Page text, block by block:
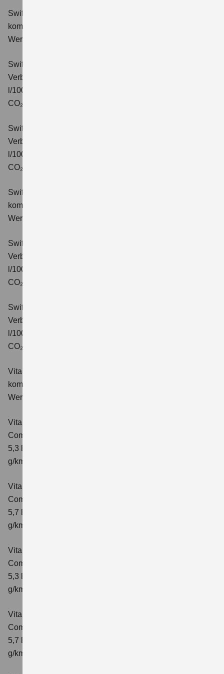
Swift 1.2 DUALJET HYBRID Comfort
kombinierter Energieverbrauch 4,4 l/100km; kombinierter
Wert der CO₂-Emission: 99 g/km; CO₂-Klasse: C.
Swift 1.2 DUALJET HYBRID CVT Comfort
Verbrauchswerte: kombinierter Energieverbrauch 4,7
l/100km; kombinierter Wert der CO₂-Emission: 106 g/km;
CO₂-Klasse: C.
Swift 1.2 DUALJET HYBRID ALLGRIP Comfort
Verbrauchswerte: kombinierter Energieverbrauch 4,9
l/100km; kombinierter Wert der CO₂-Emission: 110 g/km;
CO₂-Klasse: C.
Swift 1.2 DUALJET HYBRID Comfort+
kombinierter Energieverbrauch 4,4 l/100km; kombinierter
Wert der CO₂-Emission: 99 g/km; CO₂-Klasse: C.
Swift 1.2 DUALJET HYBRID CVT Comfort+
Verbrauchswerte: kombinierter Energieverbrauch 4,7
l/100km; kombinierter Wert der CO₂-Emission: 106 g/km;
CO₂-Klasse: C.
Swift 1.2 DUALJET HYBRID ALLGRIP Comfort+
Verbrauchswerte: kombinierter Energieverbrauch 4,9
l/100km; kombinierter Wert der CO₂-Emission: 110 g/km;
CO₂-Klasse: C.
Vitara 1.4 BOOSTERJET HYBRID Club
kombinierter Energieverbrauch 5,3 l/100km; kombinierter
Wert der CO₂-Emission: 119 g/km; CO₂-Klasse: D
Vitara 1.4 BOOSTERJET HYBRID
Comfort
5,3 l/100km; kombinierter Wert der CO₂-Emission: 119
g/km; CO₂-Klasse: D
Vitara 1.4 BOOSTERJET HYBRID AT
Comfort
5,7 l/100 km; kombinierter Wert der CO₂-Emission: 129
g/km; CO₂-Klasse: D
Vitara 1.4 BOOSTERJET HYBRID
Comfort+
5,3 l/100km; kombinierter Wert der CO₂-Emission: 120
g/km; CO₂-Klasse: D
Vitara 1.4 BOOSTERJET HYBRID AT
Comfort+
5,7 l/100km; kombinierter Wert der CO₂-Emission: 130
g/km; CO₂-Klasse: D